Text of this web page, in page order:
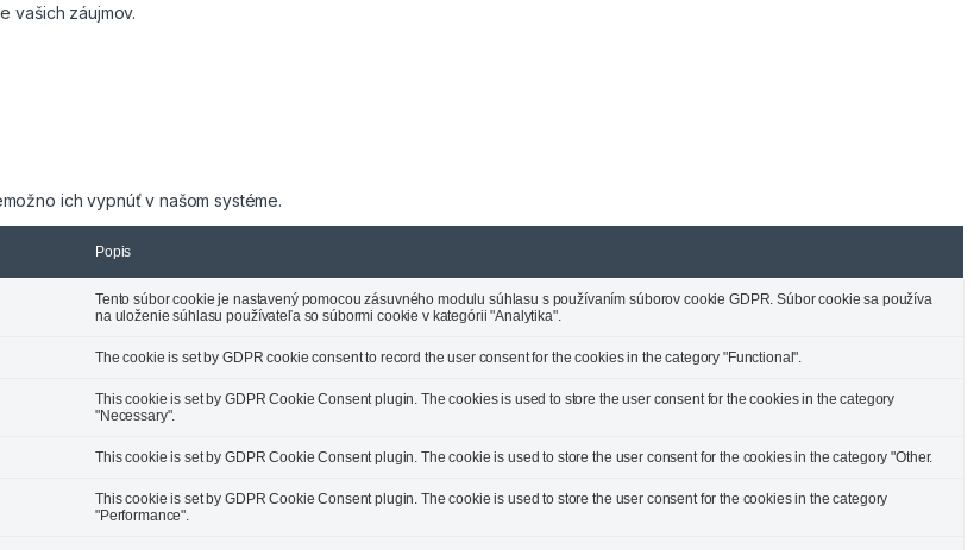
vašich záujmov.
ich vypnúť v našom systéme.
Popis
Tento súbor cookie je nastavený pomocou zásuvného modulu súhlasu s používaním súborov cookie GDPR. Súbor cookie sa používa
na uloženie súhlasu používateľa so súbormi cookie v kategórii "Analytika".
The cookie is set by GDPR cookie consent to record the user consent for the cookies in the category "Functional".
This cookie is set by GDPR Cookie Consent plugin. The cookies is used to store the user consent for the cookies in the category
"Necessary".
This cookie is set by GDPR Cookie Consent plugin. The cookie is used to store the user consent for the cookies in the category "Other.
This cookie is set by GDPR Cookie Consent plugin. The cookie is used to store the user consent for the cookies in the category
"Performance".